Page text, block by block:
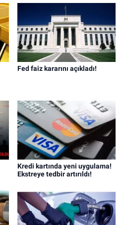
Fed faiz kararını açıkladı!
Kredi kartında yeni uygulama!
Ekstreye tedbir artırıldı!